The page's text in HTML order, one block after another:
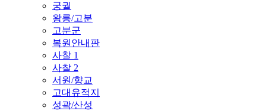
궁궐
왕릉/고분
고분군
복원안내판
사찰 1
사찰 2
서원/향교
고대유적지
성곽/산성